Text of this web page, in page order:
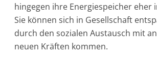
hingegen ihre Energiespeicher eher
Sie können sich in Gesellschaft
durch den sozialen Austausch mit
neuen Kräften kommen.